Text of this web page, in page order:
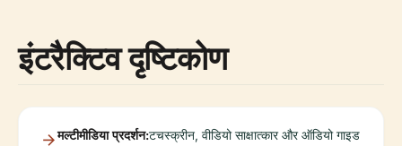
इंटरैक्टिव दृष्टिकोण
मल्टीमीडिया प्रदर्शन:टचस्क्रीन, वीडियो साक्षात्कार और ऑडियो गाइड